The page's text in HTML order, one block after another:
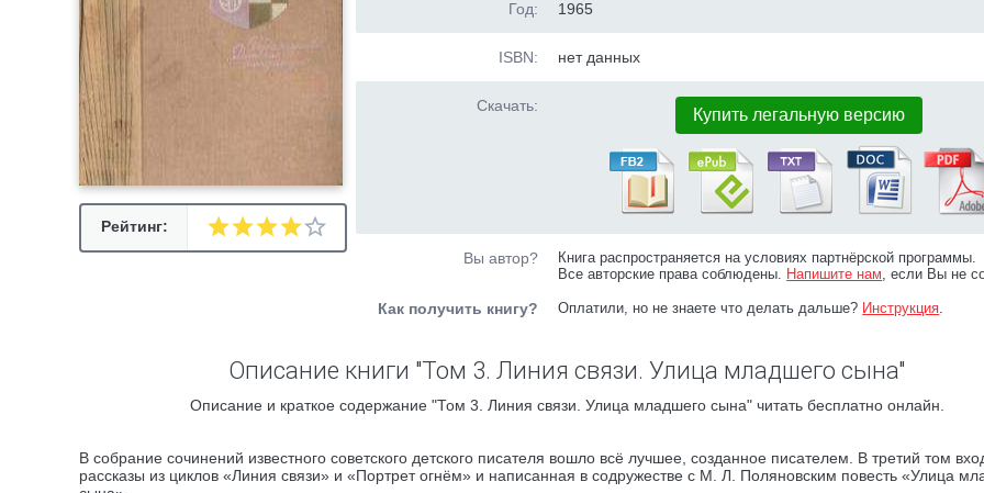
Рейтинг:
Год: 1965
ISBN: нет данных
Скачать: Купить легальную версию
Вы автор?
Книга распространяется на условиях партнёрской программы.
Все авторские права соблюдены. Напишите нам, если Вы не
Как получить книгу? Оплатили, но не знаете что делать дальше? Инструкция.
Описание книги "Том 3. Линия связи. Улица младшего сына"
Описание и краткое содержание "Том 3. Линия связи. Улица младшего сына" читать бесплатно онлайн.
В собрание сочинений известного советского детского писателя вошло всё лучшее, созданное писателем. В третий том
рассказы из циклов «Линия связи» и «Портрет огнём» и написанная в содружестве с М. Л. Поляновским повесть «Улица